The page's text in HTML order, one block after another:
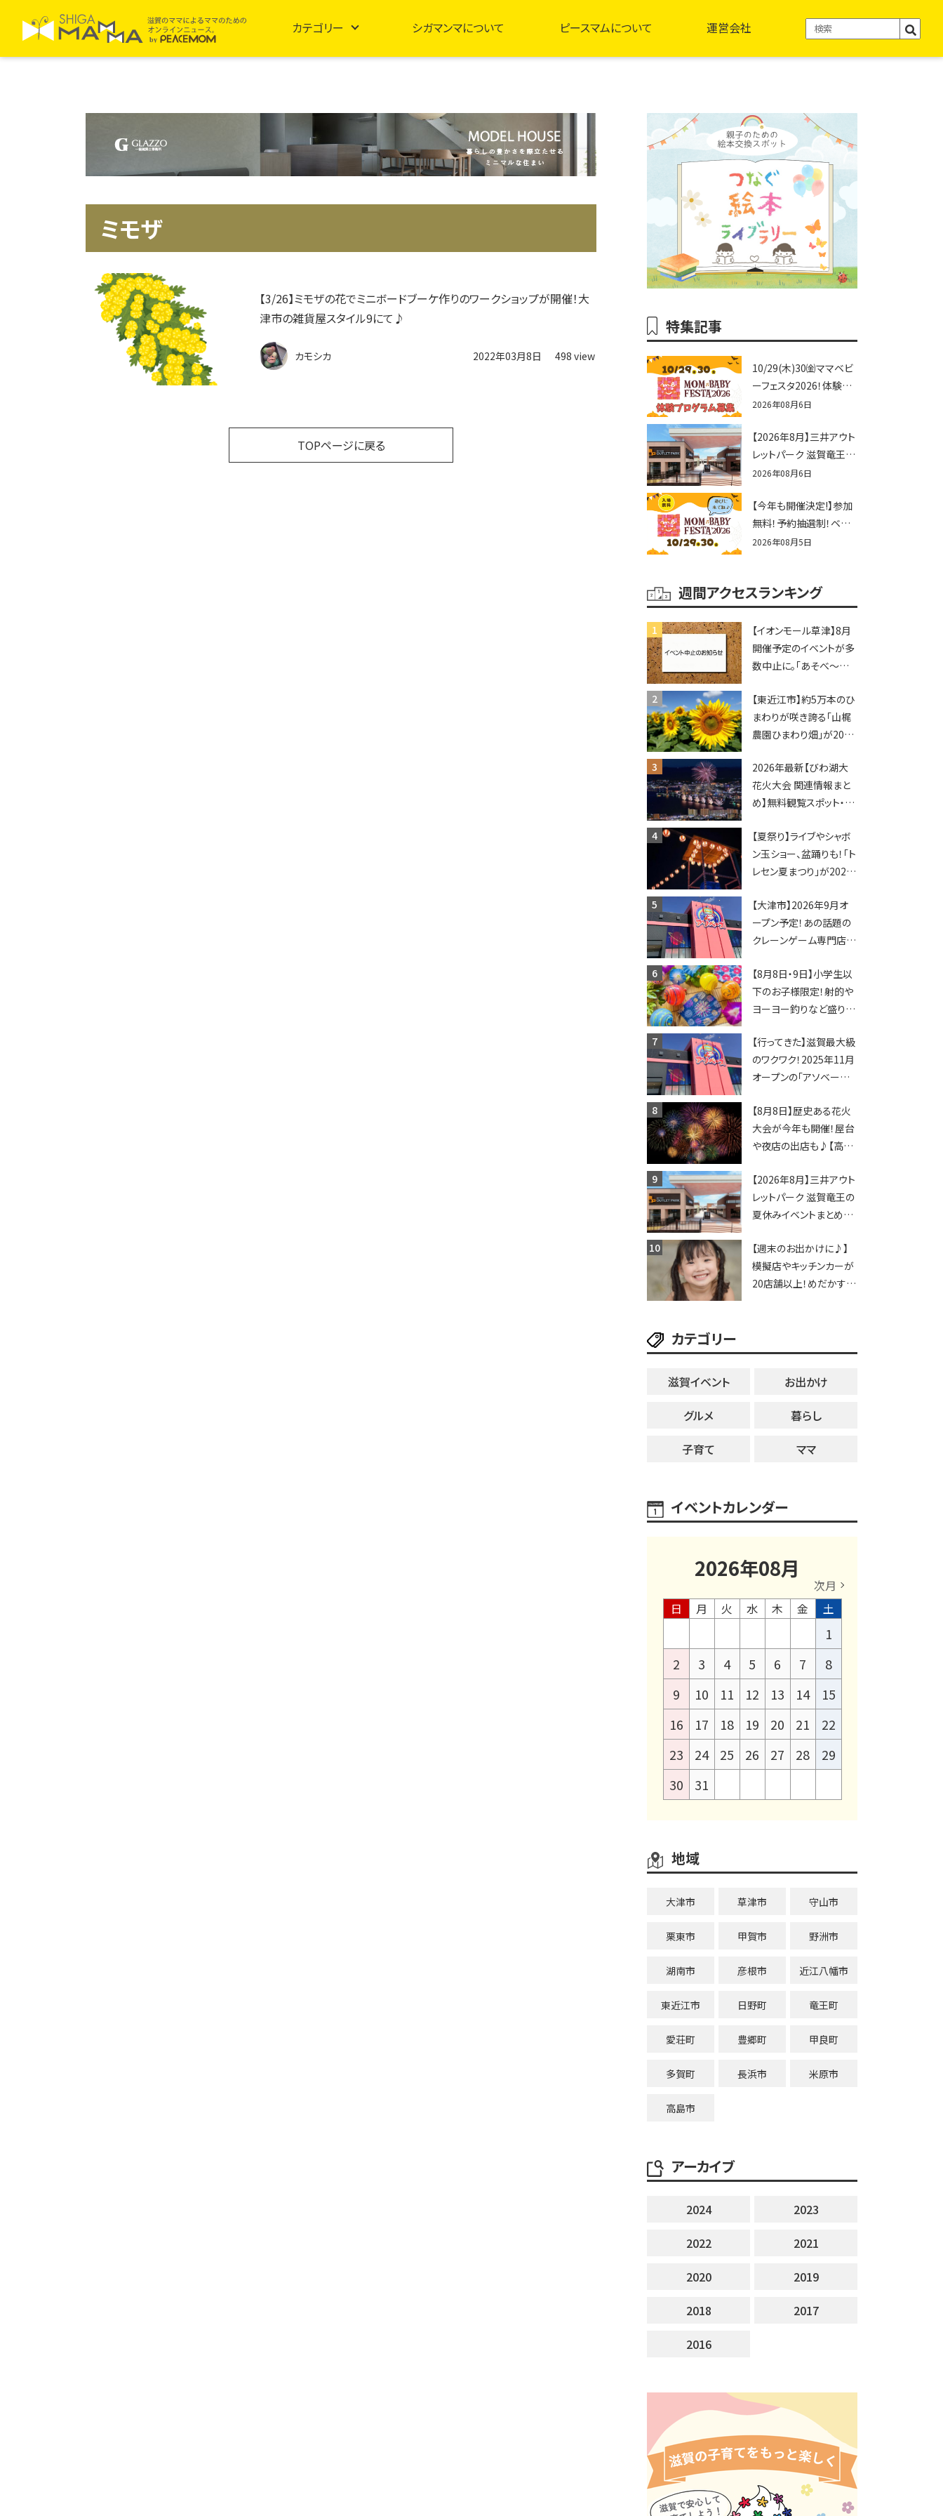
カテゴリー シガマンマについて ピースマムについて 運営会社
ミモザ
【3/26】ミモザの花でミニボードブーケ作りのワークショップが開催！大
津市の雑貨屋スタイル9にて♪
カモシカ 2022年03月8日 498 view
TOPページに戻る
特集記事
10/29(木)30㈮ママベビ
ーフェスタ2026！体験プ
ログラム募集♪赤ちゃん
せんか？
2026年08月6日
【2026年8月】三井アウト
レットパーク 滋賀竜王の
夏休みイベントまとめ！
辛グルメ・フォトコンテス
トまで盛りだくさん！
2026年08月6日
【今年も開催決定!】参加
無料！予約抽選制！ベビ
ーファミリー必見☆入場
2026！親子で楽しもう
♪inピエリ守山
2026年08月5日
週間アクセスランキング
【イオンモール草津】8月
開催予定のイベントが多
数中止に。「あそべ〜る
ショーなど
【東近江市】約5万本のひ
まわりが咲き誇る「山梶
農園ひまわり畑」が2026
ポットやキッチンカーも
登場！何度も入園できる
フリーパスも販売★
2026年最新【びわ湖大
花火大会 関連情報まと
め】無料観覧スポット・同
ップ・交通規制に近隣施
設の駐車場情報なども
要チェック★
【夏祭り】ライブやシャボ
ン玉ショー、盆踊りも！「ト
レセン夏まつり」が2026
【大津市】2026年9月オ
ープン予定！あの話題の
クレーンゲーム専門店
ってくる！豊郷店に続く滋
賀2店舗目★
【8月8日・9日】小学生以
下のお子様限定！射的や
ヨーヨー釣りなど盛りだ
ちびっこ縁日開催♪【モリ
ーブ】
【行ってきた】滋賀最大級
のワクワク！2025年11月
オープンの「アソベース
レーンゲームで青果や日
用品までゲットできる新
スポット！
【8月8日】歴史ある花火
大会が今年も開催！屋台
や夜店の出店も♪【高宮
【2026年8月】三井アウト
レットパーク 滋賀竜王の
夏休みイベントまとめ！
辛グルメ・フォトコンテス
トまで盛りだくさん！
【週末のお出かけに♪】
模擬店やキッチンカーが
20店舗以上！めだかすく
祭り】
カテゴリー
滋賀イベント
お出かけ
グルメ
暮らし
子育て
ママ
イベントカレンダー
2026年08月
次月
日
月 火 水 木 金 土
1
2
3 4 5 6 7
8
9
10 11 12 13 14
15
16
17 18 19 20 21
22
23
24 25 26 27 28
29
30
31
地域
大津市 草津市 守山市
栗東市 甲賀市 野洲市
湖南市 彦根市 近江八幡市
東近江市 日野町 竜王町
愛荘町 豊郷町 甲良町
多賀町 長浜市 米原市
高島市
アーカイブ
2024
2023
2022
2021
2020
2019
2018
2017
2016